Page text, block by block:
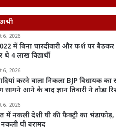
6, 2026
में बिना चारदीवारी और फर्श पर
4 लाख विद्यार्थी
6, 2026
करने वाला निकला BJP विधायक का
सामने आने के बाद ज्ञान तिवारी ने तोड़ा
6, 2026
में नकली देशी घी की फैक्ट्री का भंडाफोड़,
नकली घी बरामद